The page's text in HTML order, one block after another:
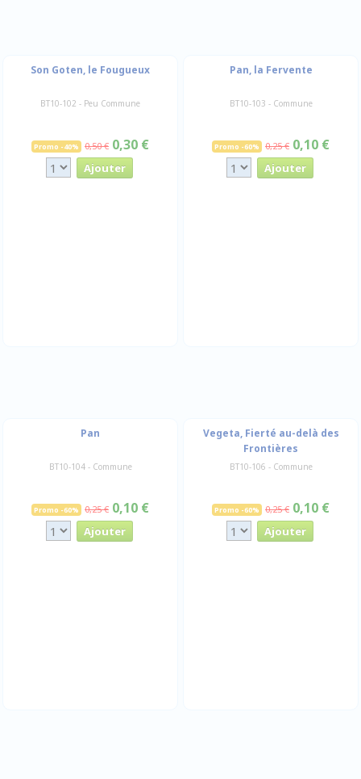
Son Goten, le Fougueux
BT10-102 - Peu Commune
Promo -40% 0,50 € 0,30 €
Pan, la Fervente
BT10-103 - Commune
Promo -60% 0,25 € 0,10 €
Pan
BT10-104 - Commune
Promo -60% 0,25 € 0,10 €
Vegeta, Fierté au-delà des
Frontières
BT10-106 - Commune
Promo -60% 0,25 € 0,10 €